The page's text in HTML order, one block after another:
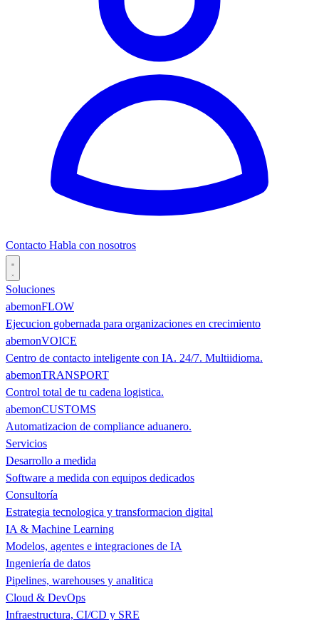
Contacto Habla con nosotros
Soluciones
abemonFLOW
Ejecucion gobernada para organizaciones en crecimiento
abemonVOICE
Centro de contacto inteligente con IA. 24/7. Multiidioma.
abemonTRANSPORT
Control total de tu cadena logistica.
abemonCUSTOMS
Automatizacion de compliance aduanero.
Servicios
Desarrollo a medida
Software a medida con equipos dedicados
Consultoría
Estrategia tecnologica y transformacion digital
IA & Machine Learning
Modelos, agentes e integraciones de IA
Ingeniería de datos
Pipelines, warehouses y analitica
Cloud & DevOps
Infraestructura, CI/CD y SRE